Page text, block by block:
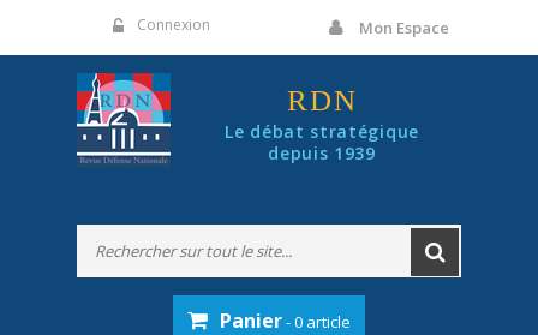
Connexion Mon Espace
RDN
Le débat stratégique
depuis 1939
Panier- 0 article